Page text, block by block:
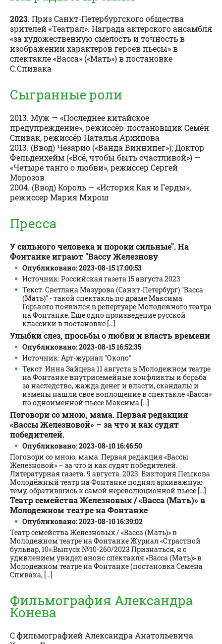
2023. Приз Санкт-Петербургского общества
зрителей «Театрал». Награда актерского ансамбля
«за художественную смелость и точность в
изображении характеров героев пьесы» в
спектакле «Васса» («Мать») в постановке
С.Спивака
Сыгранные роли
2013. Муж — «Последнее китайское
предупреждение», режиссёр-постановщик Семён
Спивак, режиссёр Наталья Архипова
2013. (Ввод) Чезарио («Ванда Виннипег»); Доктор
Фельденхейм («Всё, чтобы быть счастливой») —
«Четыре танго о любви», режиссер Сергей
Морозов
2004. (Ввод) Король — «История Кая и Герды»,
режиссер Мария Мирош
Пресса
У сильного человека и пороки сильные". На
Фонтанке играют "Вассу Железнову
Опубликовано: 2023-08-15 17:00:53
Источник: Российская газета 15 августа 2023
Текст: Светлана Мазурова (Санкт-Петербург) "Васса
(Мать)" - такой спектакль по драме Максима
Горького появился в репертуаре Молодежного театра
на Фонтанке. Еще одно произведение русской
классики в постановке [...]
Улыбки слез, просьбы о любви и власть времени
Опубликовано: 2023-08-15 16:52:35
Источник: Арт-журнал "Около"
Текст: Инна Зайцева 11 августа в Молодежном театре
на Фонтанке внутрисемейные конфликты и борьба
за наследство, жажда денег и власти, скандалы и
измены нашли свое воплощение в спектакле «Васса»
по одноименной пьесе Максима [...]
Поговори со мною, мама. Первая редакция
«Вассы Железновой» – за что и как судят
победителей.
Опубликовано: 2023-08-10 16:46:50
Поговори со мною, мама. Первая редакция «Вассы
Железновой» – за что и как судят победителей.
Литературная газета. 9 августа. 2023. Виктория Пешкова
Молодёжный театр на Фонтанке поднял архиважную
тему, обратившись к самой нереволюционной пьесе [...]
Театр семейства Железновых / «Васса (Мать)» в
Молодежном театре на Фонтанке
Опубликовано: 2023-08-10 16:39:02
Театр семейства Железновых / «Васса (Мать)» в
Молодежном театре на Фонтанке Журнал «Страстной
бульвар, 10».Выпуск №10-260/2023 Признаться, я с
удивлением увидел анонс спектакля «Васса (Мать)» в
Молодежном театре на Фонтанке (постановка Семена
Спивака, [...]
Фильмография Александра
Конева
С фильмографией Александра Анатольевича